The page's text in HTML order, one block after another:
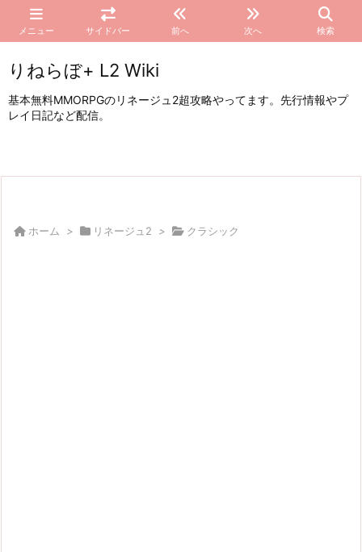
メニュー サイドバー 前へ 次へ 検索
りねらぼ+ L2 Wiki
基本無料MMORPGのリネージュ2超攻略やってます。先行情報やプ
レイ日記など配信。
ホーム > リネージュ2 > クラシック